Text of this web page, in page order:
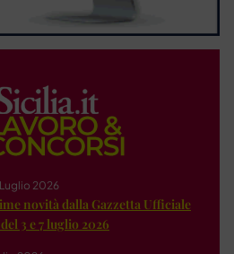
2026
novità dalla Gazzetta Ufficiale
3 e 7 luglio 2026